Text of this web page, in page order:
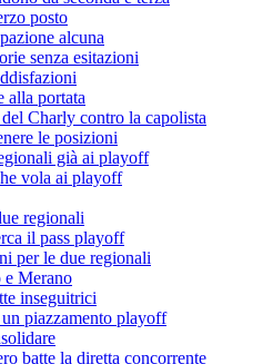
posto
alcuna
senza esitazioni
alla portata
Charly contro la capolista
le posizioni
già ai playoff
vola ai playoff
regionali
il pass playoff
per le due regionali
e Merano
inseguitrici
piazzamento playoff
batte la diretta concorrente